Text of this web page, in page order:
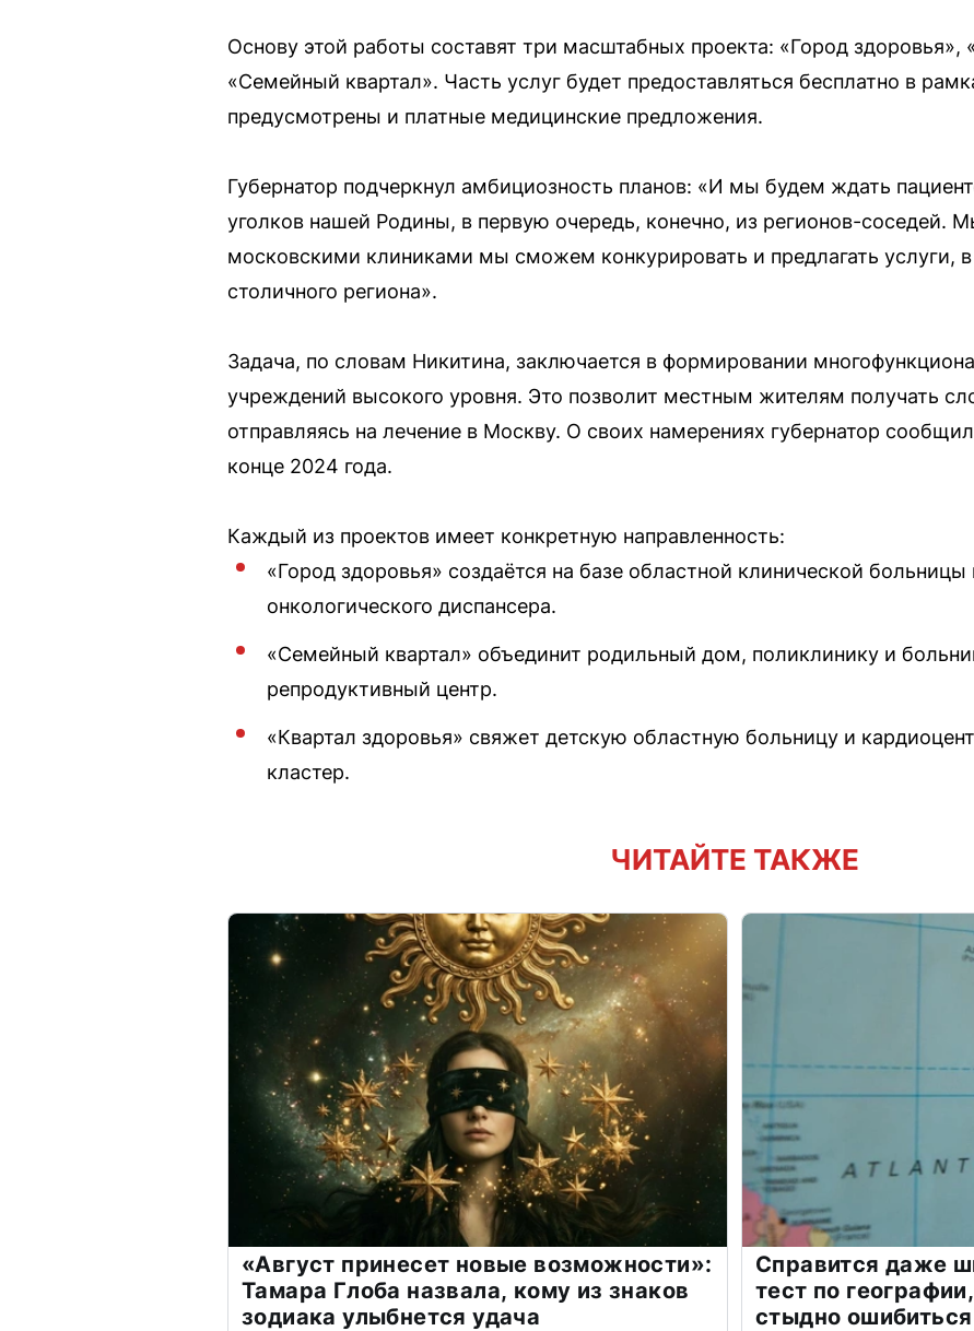
Основу этой работы составят три масштабных проекта: «Город здоровья»,
«Семейный квартал». Часть услуг будет предоставляться бесплатно в
предусмотрены и платные медицинские предложения.
Губернатор подчеркнул амбициозность планов: «И мы будем ждать
уголков нашей Родины, в первую очередь, конечно, из регионов-соседей.
московскими клиниками мы сможем конкурировать и предлагать услуги,
столичного региона».
Задача, по словам Никитина, заключается в формировании
учреждений высокого уровня. Это позволит местным жителям получать
отправляясь на лечение в Москву. О своих намерениях губернатор
конце 2024 года.
Каждый из проектов имеет конкретную направленность:
«Город здоровья» создаётся на базе областной клинической
онкологического диспансера.
«Семейный квартал» объединит родильный дом, поликлинику и
репродуктивный центр.
«Квартал здоровья» свяжет детскую областную больницу и
кластер.
ЧИТАЙТЕ ТАКЖЕ
«Август принесет новые возможности»:
Тамара Глоба назвала, кому из знаков
зодиака улыбнется удача
Справится даже
тест по
стыдно ошибиться